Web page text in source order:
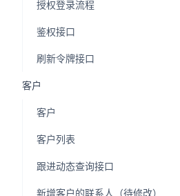
授权登录流程
鉴权接口
刷新令牌接口
客户
客户
客户列表
跟进动态查询接口
新增客户的联系人（待修改）